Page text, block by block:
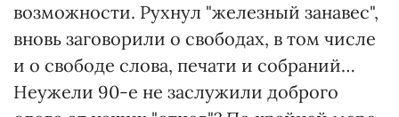
возможности. Рухнул "железный занавес",
вновь заговорили о свободах, в том числе
и о свободе слова, печати и собраний…
Неужели 90-е не заслужили доброго